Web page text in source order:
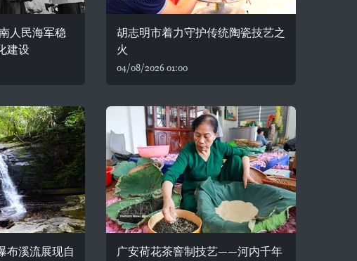
人民海军稳
建设
胡志明市着力守护传统陶瓷技艺之
火
04/08/2026 01:00
布溪流展现自
广安荷花茶窨制技艺——河内千年